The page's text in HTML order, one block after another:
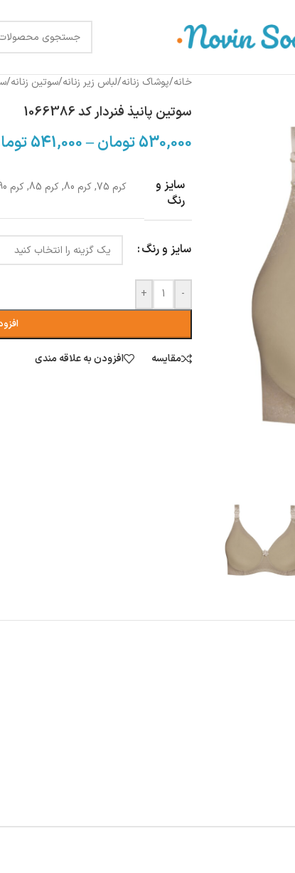
خانه/پوشاک زنانه/لباس زیر زنانه/سوتین زنانه/
سوتین پانیذ فنردار کد 1066386
530,000تومان–
541,000
سایز و
رنگ
کرم 75 ,کرم 80 ,کرم 85 ,کرم 90
سایز و رنگ
-
+
مقایسه افزودن به علاقه مندی